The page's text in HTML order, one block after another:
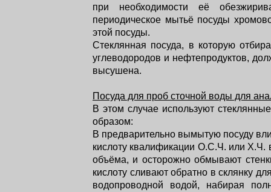
при необходимости её
периодическое мытьё посуды
этой посуды.
Стеклянная посуда, в которую
углеводородов и нефтепродуктов,
высушена.
Посуда для проб сточной воды для
В этом случае используют
образом:
В предварительно вымытую посуду
кислоту квалификации О.С.Ч. или Х.Ч.
объёма, и осторожно обмывают
кислоту сливают обратно в склянку
водопроводной водой, набирая